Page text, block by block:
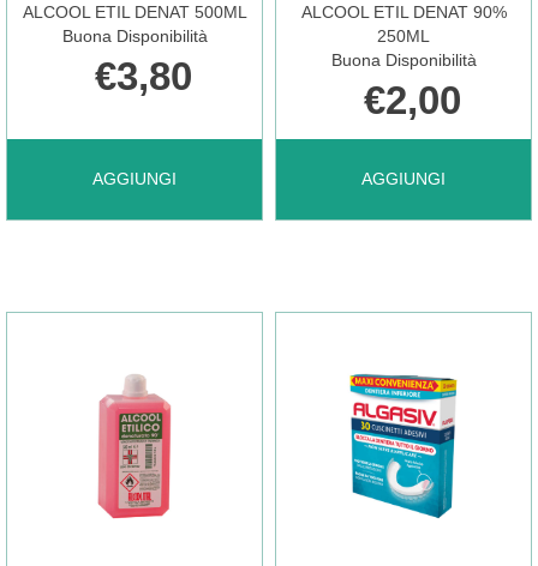
1PZ AL
DISPONIBILE
ALCOOL ETIL DENAT 500ML
Buona Disponibilità
€3,80
AGGIUNGI
AGGIUNGI ALCOOL
CARRELLO
ALCOOL ETIL DENAT 90%
250ML
Buona Disponibilità
€2,00
AGGIUNGI
AGGIUNGI ALCOOL
250ML AL